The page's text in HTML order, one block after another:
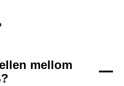
mellom